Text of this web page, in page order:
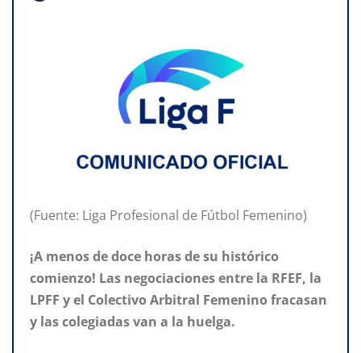
(Fuente: Liga Profesional de Fútbol Femenino)
¡A menos de doce horas de su histórico
comienzo! Las negociaciones entre la RFEF, la
LPFF y el Colectivo Arbitral Femenino fracasan
y las colegiadas van a la huelga.